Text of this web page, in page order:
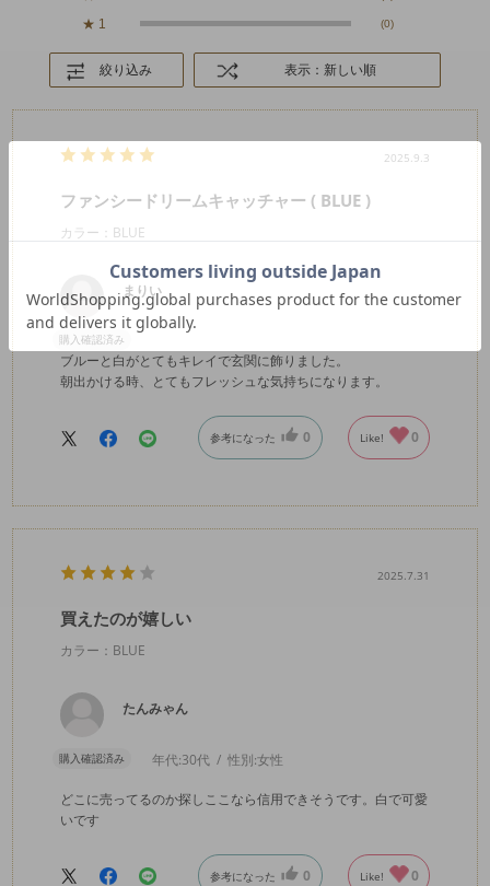
★ 1 (0)
絞り込み 表示：新しい順
2025.9.3
ファンシードリームキャッチャー ( BLUE )
カラー：BLUE
まりい
購入確認済み
ブルーと白がとてもキレイで玄関に飾りました。
朝出かける時、とてもフレッシュな気持ちになります。
参考になった 0 Like! 0
2025.7.31
買えたのが嬉しい
カラー：BLUE
たんみゃん
購入確認済み 年代:30代 性別:女性
どこに売ってるのか探しここなら信用できそうです。白で可愛
いです
参考になった 0 Like! 0